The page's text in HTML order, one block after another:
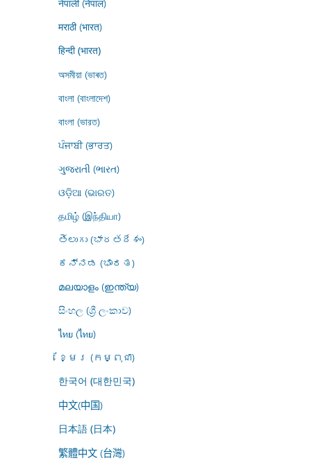
नेपाली (नेपाल)
मराठी (भारत)
हिन्दी (भारत)
অসমীয়া (ভাৰত)
বাংলা (বাংলাদেশ)
বাংলা (ভারত)
ਪੰਜਾਬੀ (ਭਾਰਤ)
ગુજરાતી (ભારત)
ଓଡ଼ିଆ (ଭାରତ)
தமிழ் (இந்தியா)
తెలుగు (భారతదేశం)
ಕನ್ನಡ (ಭಾರತ)
മലയാളം (ഇന്ത്യ)
සිංහල (ශ්‍රී ලංකාව)
ไทย (ไทย)
ខ្មែរ (កម្ពុជា)
한국어 (대한민국)
中文(中国)
日本語 (日本)
繁體中文 (台灣)